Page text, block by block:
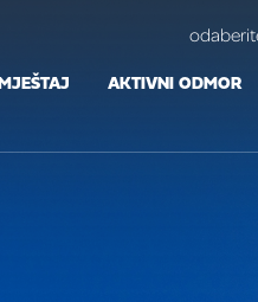
AKTIVNI ODMOR